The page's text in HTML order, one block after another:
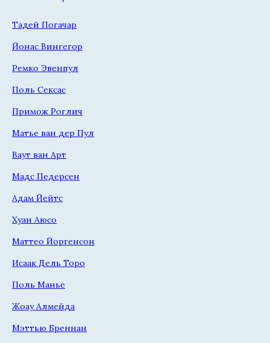
Тадей Погачар
Йонас Вингегор
Ремко Эвенпул
Поль Сексас
Примож Роглич
Матье ван дер Пул
Ваут ван Арт
Мадс Педерсен
Адам Йейтс
Хуан Аюсо
Маттео Йоргенсон
Исаак Дель Торо
Поль Манье
Жоау Алмейда
Мэттью Бреннан